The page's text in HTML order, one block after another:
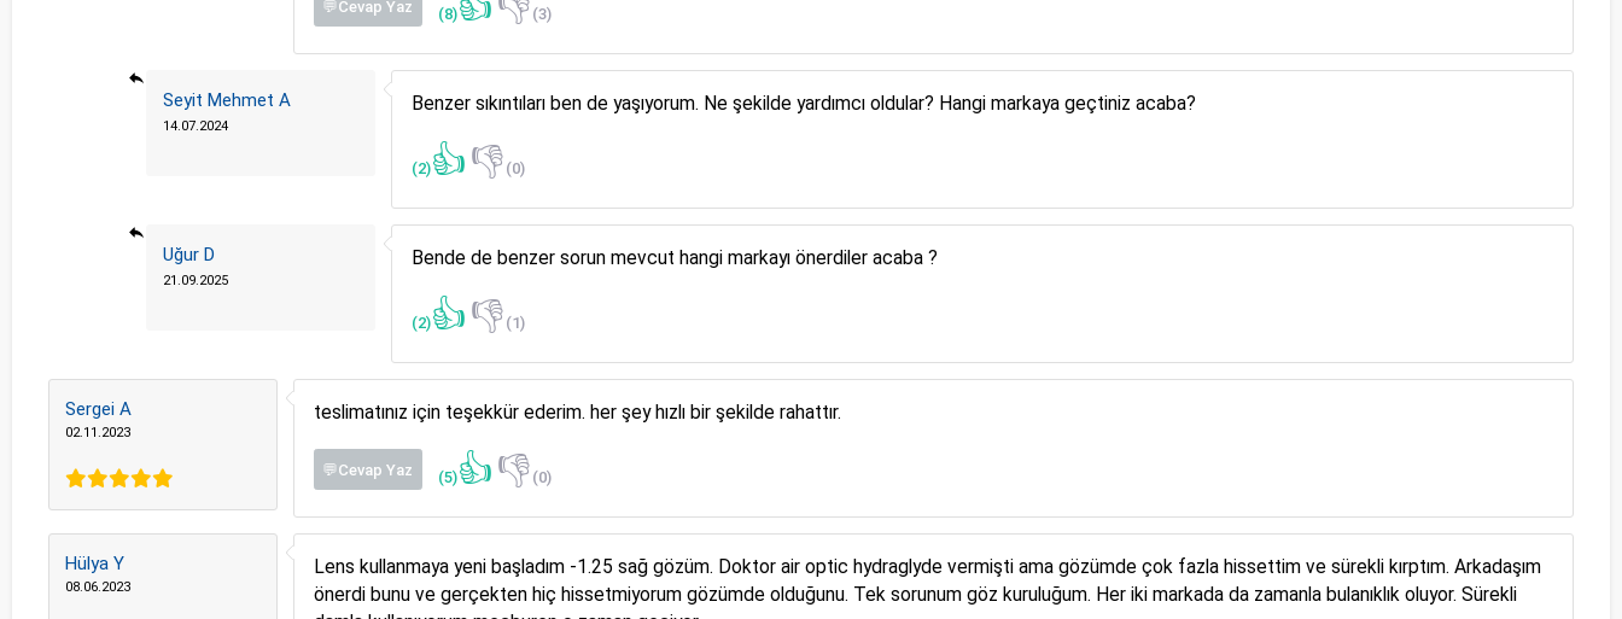
💬Cevap Yaz (8) (3)
Seyit Mehmet A
14.07.2024
Benzer sıkıntıları ben de yaşıyorum. Ne şekilde yardımcı oldular? Hangi markaya geçtiniz acaba?
(2)👍👎 (0)
Uğur D
21.09.2025
Bende de benzer sorun mevcut hangi markayı önerdiler acaba ?
(2)👍👎 (1)
Sergei A
02.11.2023
teslimatınız için teşekkür ederim. her şey hızlı bir şekilde rahattır.
💬Cevap Yaz (5)👍👎 (0)
Hülya Y
08.06.2023
Lens kullanmaya yeni başladım -1.25 sağ gözüm. Doktor air optic hydraglyde vermişti ama gözümde çok fazla hissettim ve sürekli kırptım. Arkadaşım
önerdi bunu ve gerçekten hiç hissetmiyorum gözümde olduğunu. Tek sorunum göz kuruluğum. Her iki markada da zamanla bulanıklık oluyor. Sürekli